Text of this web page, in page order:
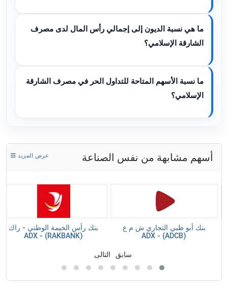
ما هي نسبة الديون إلى إجمالي رأس المال لدى مصرف
الشارقة الإسلامي؟
ما نسبة الأسهم المتاحة للتداول الحر في مصرف الشارقة
الإسلامي؟
أسهم مشابهة من نفس الصناعة عرض المزيد
بنك أبو ظبي التجاري ش م ع
(ADCB) - ADX
بنك رأس الخيمة الوطني - راك
(RAKBANK) - ADX
سابق التالى